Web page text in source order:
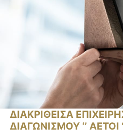
ΔΙΑΚΡΙΘΕΙΣΑ
ΔΙΑΓΩΝΙΣΜΟΥ ‘’ ΑΕΤΟΙ